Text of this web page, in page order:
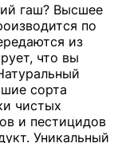
гаш? Высшее
по
из
что вы
сорта
чистых
и пестицидов
Уникальный